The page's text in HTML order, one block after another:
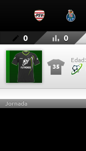
0 0
35
Edad:
Jornada